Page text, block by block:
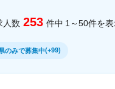
人数 253 件中 1～50件を
のみで募集中(+99)